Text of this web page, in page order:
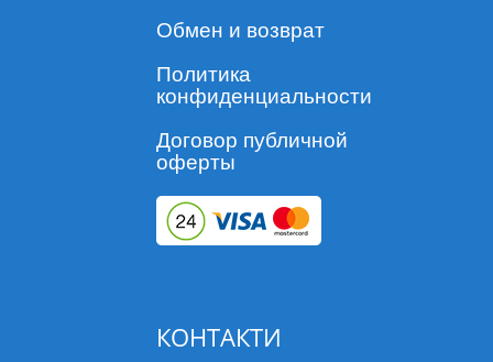
Обмен и возврат
Политика
конфиденциальности
Договор публичной
оферты
КОНТАКТИ